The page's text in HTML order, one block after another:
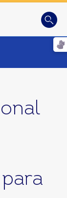
Busca